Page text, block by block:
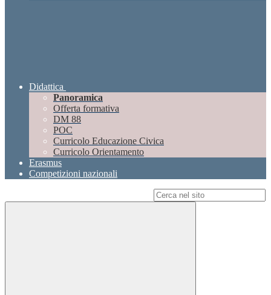
Didattica
Panoramica
Offerta formativa
DM 88
POC
Curricolo Educazione Civica
Curricolo Orientamento
Erasmus
Competizioni nazionali